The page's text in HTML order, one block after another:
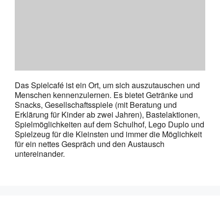
Das Spielcafé ist ein Ort, um sich auszutauschen und
Menschen kennenzulernen. Es bietet Getränke und
Snacks, Gesellschaftsspiele (mit Beratung und
Erklärung für Kinder ab zwei Jahren), Bastelaktionen,
Spielmöglichkeiten auf dem Schulhof, Lego Duplo und
Spielzeug für die Kleinsten und immer die Möglichkeit
für ein nettes Gespräch und den Austausch
untereinander.